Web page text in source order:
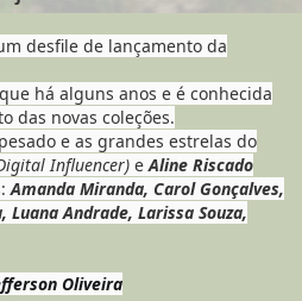
desfile de lançamento da
há alguns anos e é conhecida
das novas coleções.
e as grandes estrelas do
Influencer) e Aline Riscado
Amanda Miranda, Carol Gonçalves,
Andrade, Larissa Souza,
Oliveira